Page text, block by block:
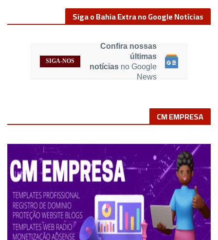
Siga o Bahia Extra no Google Notícias
Confira nossas
últimas
notíciasno Google
News
SIGA-NOS
CM EMPRESA